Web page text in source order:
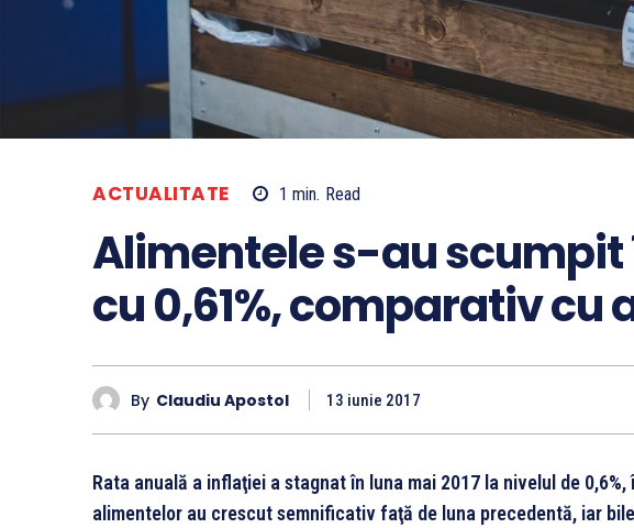
ACTUALITATE 1 min. Read
Alimentele s-au scumpit
cu 0,61%, comparativ cu
By Claudiu Apostol 13 iunie 2017
Rata anuală a inflaţiei a stagnat în luna mai 2017 la nivelul de
alimentelor au crescut semnificativ faţă de luna precedentă, iar